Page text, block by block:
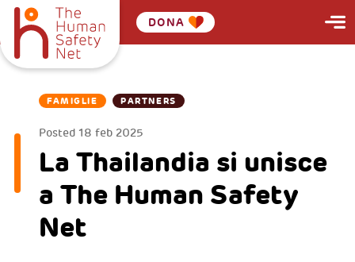
DONA
FAMIGLIE PARTNERS
Posted 18 feb 2025
La Thailandia si unisce
a The Human Safety
Net